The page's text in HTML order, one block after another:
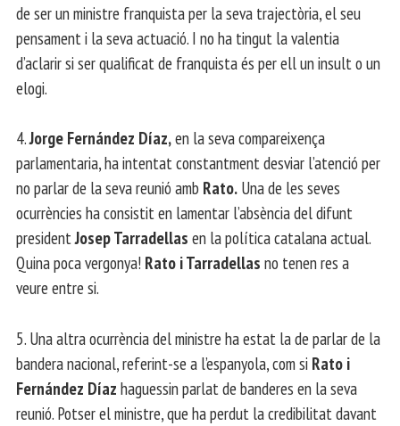
de ser un ministre franquista per la seva trajectòria, el seu
pensament i la seva actuació. I no ha tingut la valentia
d’aclarir si ser qualificat de franquista és per ell un insult o un
elogi.
4.Jorge Fernández Díaz,en la seva compareixença
parlamentaria, ha intentat constantment desviar l’atenció per
no parlar de la seva reunió amb Rato. Una de les seves
ocurrències ha consistit en lamentar l’absència del difunt
presidentJosep Tarradellas en la política catalana actual.
Quina poca vergonya! Rato i Tarradellas no tenen res a
veure entre si.
5. Una altra ocurrència del ministre ha estat la de parlar de la
bandera nacional, referint-se a l’espanyola, com si Rato i
Fernández Díaz haguessin parlat de banderes en la seva
reunió. Potser el ministre, que ha perdut la credibilitat davant